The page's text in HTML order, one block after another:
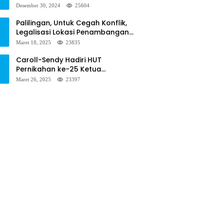
Diminta Menseriusi Hal ini
Desember 30, 2024 25604
Palilingan, Untuk Cegah Konflik,
Legalisasi Lokasi Penambangan
Solusinya
Maret 18, 2025 23835
Caroll-Sendy Hadiri HUT
Pernikahan ke-25 Ketua
Pengadilan Negeri Tondano
Maret 26, 2025 23397